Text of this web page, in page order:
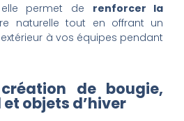
permet de renforcer la
naturelle tout en offrant un
à vos équipes pendant
de bougie,
objets d’hiver